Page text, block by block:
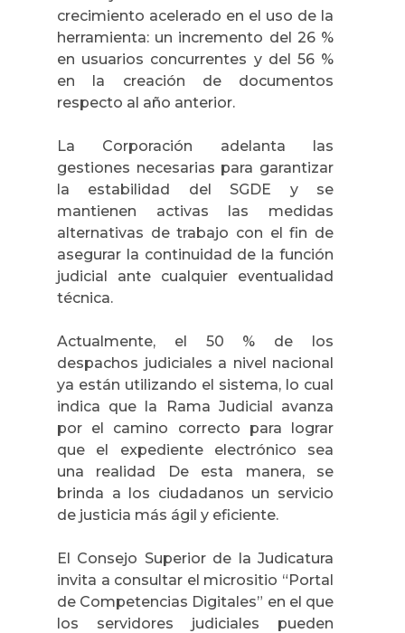
crecimiento acelerado en el uso de la
herramienta: un incremento del 26 %
en usuarios concurrentes y del 56 %
en la creación de documentos
respecto al año anterior.
La Corporación adelanta las
gestiones necesarias para garantizar
la estabilidad del SGDE y se
mantienen activas las medidas
alternativas de trabajo con el fin de
asegurar la continuidad de la función
judicial ante cualquier eventualidad
técnica.
Actualmente, el 50 % de los
despachos judiciales a nivel nacional
ya están utilizando el sistema, lo cual
indica que la Rama Judicial avanza
por el camino correcto para lograr
que el expediente electrónico sea
una realidad De esta manera, se
brinda a los ciudadanos un servicio
de justicia más ágil y eficiente.
El Consejo Superior de la Judicatura
invita a consultar el micrositio “Portal
de Competencias Digitales” en el que
los servidores judiciales pueden